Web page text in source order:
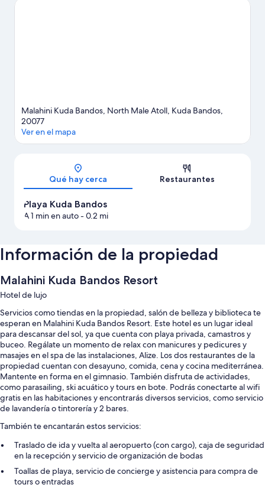
¿Quieres mojarte un poco? En la zona te esperan muchas
Malahini Kuda Bandos, North Male Atoll, Kuda Bandos,
20077
Ver en el mapa
Qué hay cerca Restaurantes
Playa Kuda Bandos
A 1 min en auto- 0.2 mi
Información de la propiedad
Malahini Kuda Bandos Resort
Hotel de lujo
Servicios como tiendas en la propiedad, salón de belleza y biblioteca te
esperan en Malahini Kuda Bandos Resort. Este hotel es un lugar ideal
para descansar del sol, ya que cuenta con playa privada, camastros y
buceo. Regálate un momento de relax con manicures y pedicures y
masajes en el spa de las instalaciones, Alize. Los dos restaurantes de la
propiedad cuentan con desayuno, comida, cena y cocina mediterránea.
Mantente en forma en el gimnasio. También disfruta de actividades,
como parasailing, ski acuático y tours en bote. Podrás conectarte al wifi
gratis en las habitaciones y encontrarás diversos servicios, como servicio
de lavandería o tintorería y 2 bares.
También te encantarán estos servicios:
Traslado de ida y vuelta al aeropuerto (con cargo), caja de seguridad
en la recepción y servicio de organización de bodas
Toallas de playa, servicio de concierge y asistencia para compra de
tours o entradas